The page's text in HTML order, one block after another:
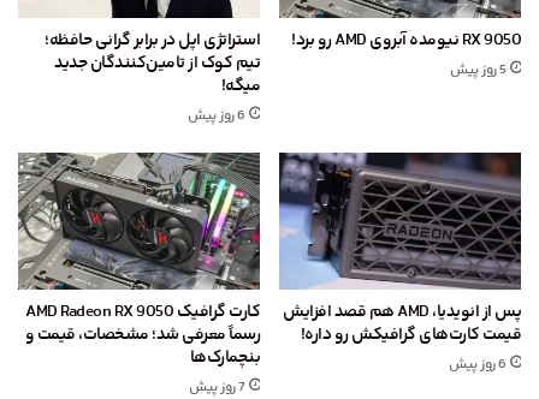
RX 9050 نیومده آبروی AMD رو برد!
5 روز پیش
استراتژی اپل در برابر گرانی حافظه؛
تیم کوک از تامین‌کنندگان جدید
میگه!
6 روز پیش
پس از انویدیا، AMD هم قصد افزایش
قیمت کارت‌های گرافیکش رو داره!
6 روز پیش
کارت گرافیک AMD Radeon RX 9050
رسماً معرفی شد؛ مشخصات، قیمت و
بنچمارک‌ها
7 روز پیش